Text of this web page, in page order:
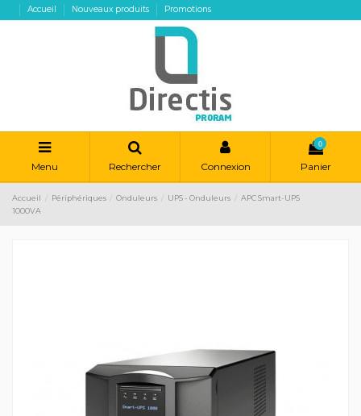
Accueil Nouveaux produits Promotions
Menu Rechercher Connexion
0
Panier
Accueil Périphériques Onduleurs UPS - Onduleurs
APC Smart-UPS
1000VA